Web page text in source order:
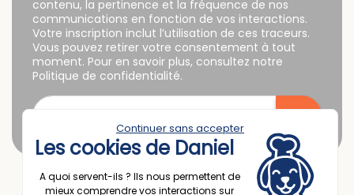
Continuer sans accepter
Les cookies de Daniel
A quoi servent-ils ? Ils nous permettent de
mieux comprendre vos interactions sur
contenu, la pertinence et la fréquence de nos
communications en fonction de vos interactions.
Votre inscription inclut l’utilisation de ces traceurs.
Vous pouvez retirer votre consentement à tout
moment. Pour en savoir plus, consultez notre
Politique de confidentialité.